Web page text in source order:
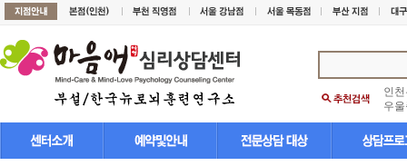
인
우